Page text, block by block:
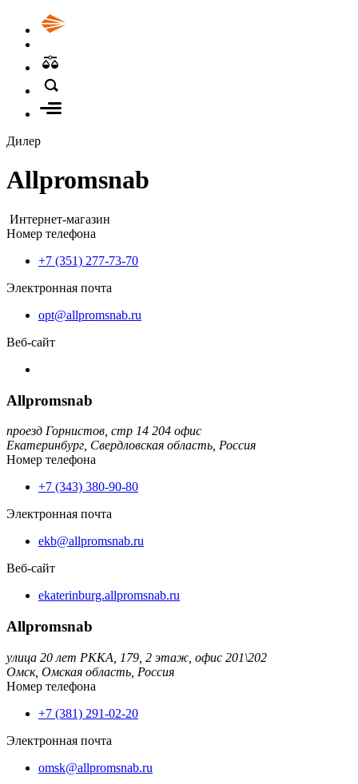
Дилер
Allpromsnab
Интернет-магазин
Номер телефона
+7 (351) 277-73-70
Электронная почта
opt@allpromsnab.ru
Веб-сайт
Allpromsnab
проезд Горнистов, стр 14 204 офис
Екатеринбург, Свердловская область, Россия
Номер телефона
+7 (343) 380-90-80
Электронная почта
ekb@allpromsnab.ru
Веб-сайт
ekaterinburg.allpromsnab.ru
Allpromsnab
улица 20 лет РККА, 179, 2 этаж, офис 201\202
Омск, Омская область, Россия
Номер телефона
+7 (381) 291-02-20
Электронная почта
omsk@allpromsnab.ru